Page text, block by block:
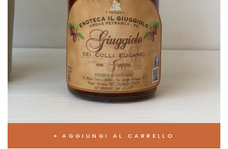
AGGIUNGI AL CARRELLO